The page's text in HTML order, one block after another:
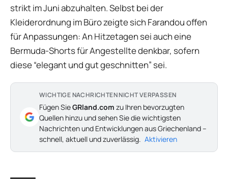
strikt im Juni abzuhalten. Selbst bei der
Kleiderordnung im Büro zeigte sich Farandou offen
für Anpassungen: An Hitzetagen sei auch eine
Bermuda-Shorts für Angestellte denkbar, sofern
diese “elegant und gut geschnitten” sei.
WICHTIGE NACHRICHTEN NICHT VERPASSEN
Fügen SieGRland.com zu Ihren bevorzugten
Quellen hinzu und sehen Sie die wichtigsten
Nachrichten und Entwicklungen aus Griechenland –
schnell, aktuell und zuverlässig. Aktivieren